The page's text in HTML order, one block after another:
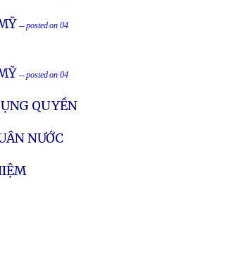
-- posted on 04
-- posted on 04
QUYỀN
NƯỚC